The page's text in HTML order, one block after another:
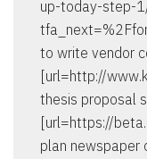
up-today-step-
to write vendor
[url=http://
thesis proposal
[url=https://
plan newspaper